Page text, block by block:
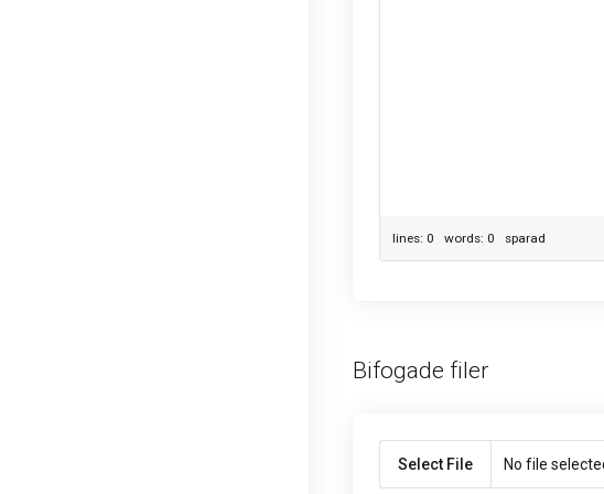
lines: 0 words: 0 sparad
Bifogade filer
Select File No file